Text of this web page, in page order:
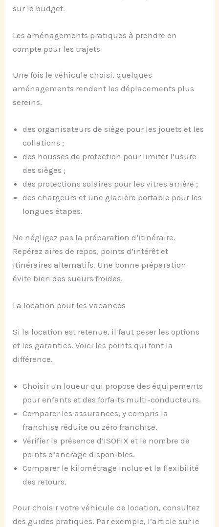
sur le budget.
Les aménagements pratiques à prendre en
compte pour les trajets
Une fois le véhicule choisi, quelques
aménagements rendent les déplacements plus
sereins.
des organisateurs de siège pour les jouets et les
collations ;
des housses de protection pour limiter l’usure
des sièges ;
des protections solaires pour les vitres arrière ;
des chargeurs et une glacière portable pour les
longues étapes.
Ne négligez pas la préparation d’itinéraire.
Repérez aires de repos, points d’intérêt et
itinéraires alternatifs. Une bonne préparation
évite bien des sueurs froides.
La location pour les vacances
Si la location est retenue, il faut peser les options
et les garanties. Voici les points qui font la
différence.
Choisir un loueur qui propose des équipements
pour enfants et des forfaits multi-conducteurs.
Comparer les assurances, y compris la
franchise réduite ou zéro franchise.
Vérifier la présence d’ISOFIX et le nombre de
points d’ancrage disponibles.
Comparer le kilométrage inclus et la flexibilité
des retours.
Pour choisir votre véhicule de location, consultez
des guides pratiques. Par exemple, l’article sur le